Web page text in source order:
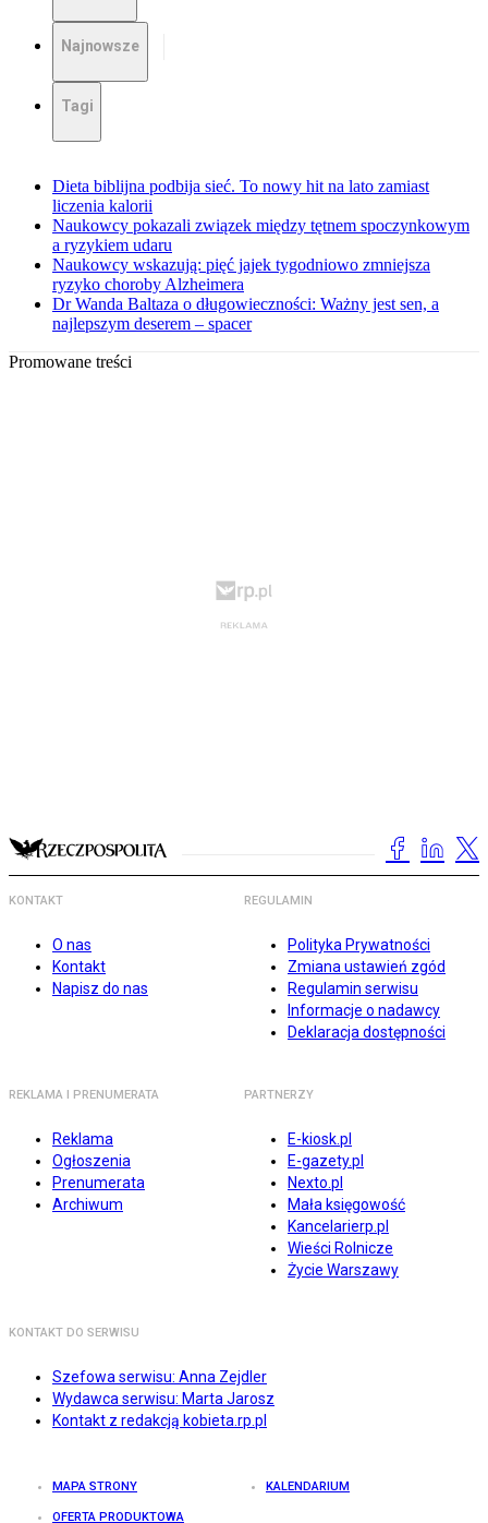
Najnowsze
Tagi
Dieta biblijna podbija sieć. To nowy hit na lato zamiast
liczenia kalorii
Naukowcy pokazali związek między tętnem spoczynkowym
a ryzykiem udaru
Naukowcy wskazują: pięć jajek tygodniowo zmniejsza
ryzyko choroby Alzheimera
Dr Wanda Baltaza o długowieczności: Ważny jest sen, a
najlepszym deserem – spacer
Promowane treści
KONTAKT
O nas
Kontakt
Napisz do nas
REGULAMIN
Polityka Prywatności
Zmiana ustawień zgód
Regulamin serwisu
Informacje o nadawcy
Deklaracja dostępności
REKLAMA I PRENUMERATA
Reklama
Ogłoszenia
Prenumerata
Archiwum
PARTNERZY
E-kiosk.pl
E-gazety.pl
Nexto.pl
Mała księgowość
Kancelarierp.pl
Wieści Rolnicze
Życie Warszawy
KONTAKT DO SERWISU
Szefowa serwisu: Anna Zejdler
Wydawca serwisu: Marta Jarosz
Kontakt z redakcją kobieta.rp.pl
MAPA STRONY KALENDARIUM
OFERTA PRODUKTOWA